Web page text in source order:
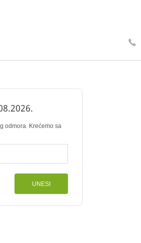
odmora. Krećemo sa